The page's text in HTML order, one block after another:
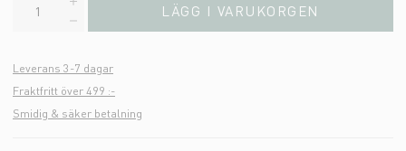
LÄGG I VARUKORGEN
Leverans 3-7 dagar
Fraktfritt över 499 :-
Smidig & säker betalning